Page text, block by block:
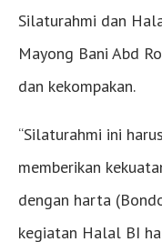
Silaturahmi dan
Mayong Bani Abd
dan kekompakan.
“Silaturahmi ini
memberikan
dengan harta
kegiatan Halal BI